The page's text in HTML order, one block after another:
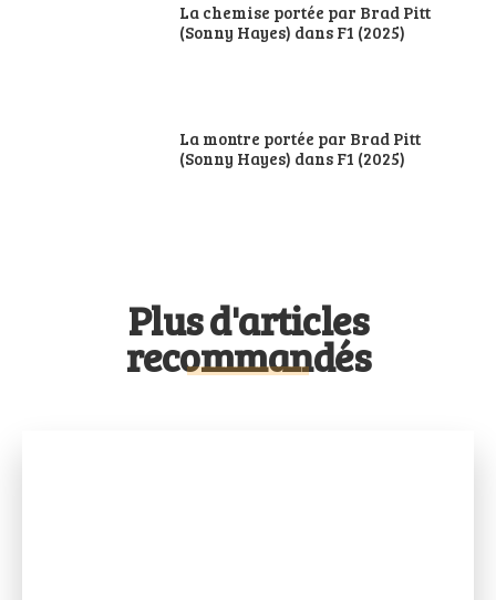
La chemise portée par Brad Pitt
(Sonny Hayes) dans F1 (2025)
La montre portée par Brad Pitt
(Sonny Hayes) dans F1 (2025)
Plus d'articles
recommandés